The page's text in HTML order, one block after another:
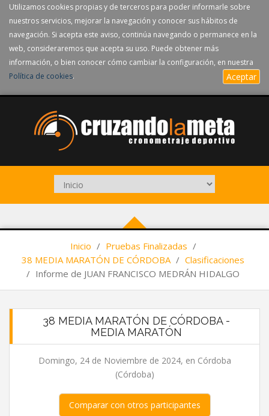
Utilizamos cookies propias y de terceros para poder informarle sobre
nuestros servicios, mejorar la navegación y conocer sus hábitos de
navegación. Si acepta este aviso, continúa navegando o permanece en la
web, consideraremos que acepta su uso. Puede obtener más
información, o bien conocer cómo cambiar la configuración, en nuestra
Política de cookies. Aceptar
Inicio / Pruebas Finalizadas /
38 MEDIA MARATÓN DE CÓRDOBA / Clasificaciones
/ Informe de JUAN FRANCISCO MEDRÁN HIDALGO
38 MEDIA MARATÓN DE CÓRDOBA -
MEDIA MARATÓN
Domingo, 24 de Noviembre de 2024, en Córdoba
(Córdoba)
Comparar con otros participantes